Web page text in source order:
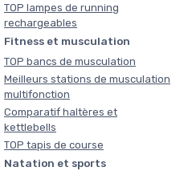
TOP lampes de running
rechargeables
Fitness et musculation
TOP bancs de musculation
Meilleurs stations de musculation
multifonction
Comparatif haltères et
kettlebells
TOP tapis de course
Natation et sports